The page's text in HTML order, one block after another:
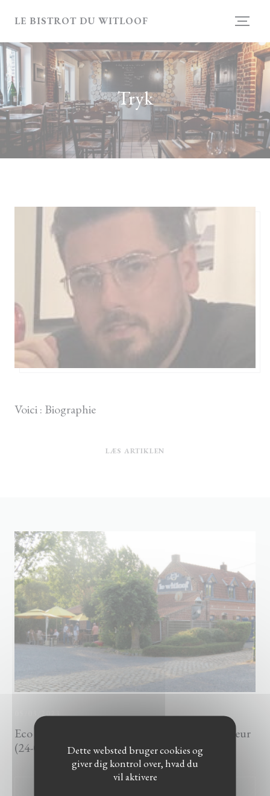
Dette websted bruger cookies og
giver dig kontrol over, hvad du
vil aktivere
LE BISTROT DU WITLOOF
Tryk
Voici : Biographie
LÆS ARTIKLEN
Eco 121 : Le Witloof : nouveau départ prometteur
(24-08-2018)
05/03/2023